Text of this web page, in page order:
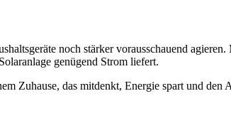
noch stärker vorausschauend
genügend Strom liefert.
Zuhause, das mitdenkt, Energie spart und